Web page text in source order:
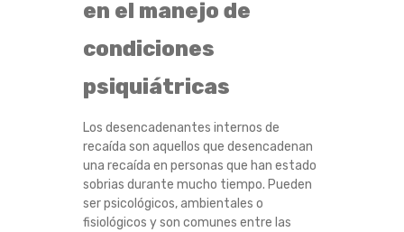
en el manejo de
condiciones
psiquiátricas
Los desencadenantes internos de
recaída son aquellos que desencadenan
una recaída en personas que han estado
sobrias durante mucho tiempo. Pueden
ser psicológicos, ambientales o
fisiológicos y son comunes entre las